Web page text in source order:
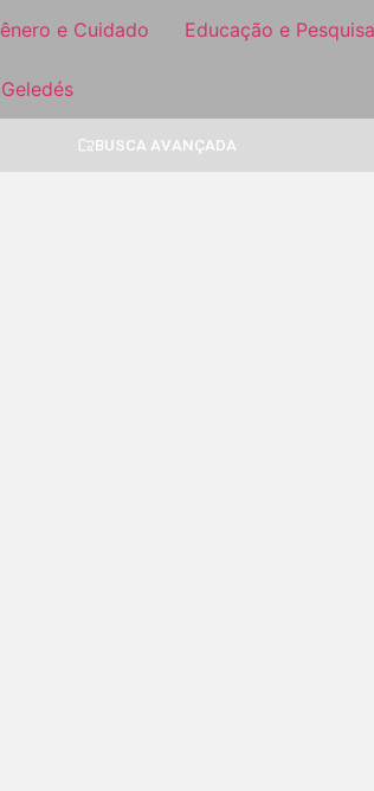
e Cuidado Educação e Pesquisa
BUSCA AVANÇADA